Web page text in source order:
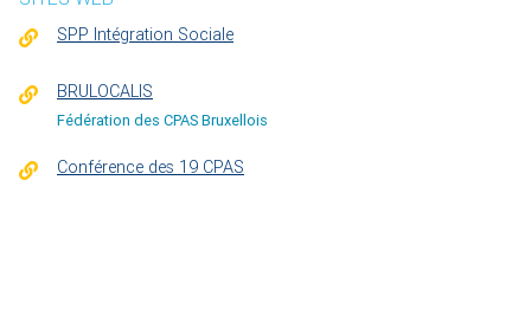
SPP Intégration Sociale
BRULOCALIS
Fédération des CPAS Bruxellois
Conférence des 19 CPAS